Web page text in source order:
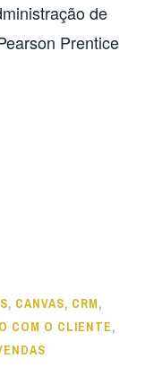
de
Prentice
, CANVAS, CRM,
COM O CLIENTE,